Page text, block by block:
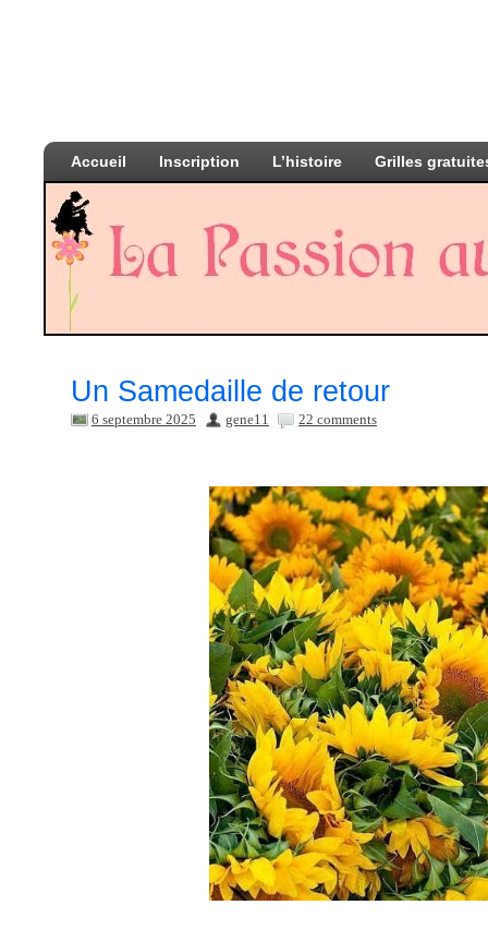
Accueil Inscription L’histoire Grilles
Un Samedaille de retour
6 septembre 2025 gene11 22 comments